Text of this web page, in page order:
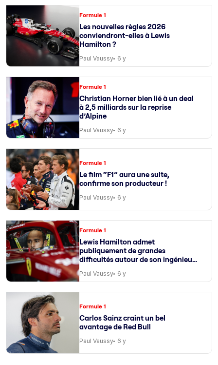
Formule 1
Les nouvelles règles 2026
conviendront-elles à Lewis
Hamilton ?
Paul Vaussy 6 y
Formule 1
Christian Horner bien lié à un deal
à 2,5 milliards sur la reprise
d’Alpine
Paul Vaussy 6 y
Formule 1
Le film “F1” aura une suite,
confirme son producteur !
Paul Vaussy 6 y
Formule 1
Lewis Hamilton admet
publiquement de grandes
difficultés autour de son ingénieur
Paul Vaussy 6 y
Formule 1
Carlos Sainz craint un bel
avantage de Red Bull
Paul Vaussy 6 y